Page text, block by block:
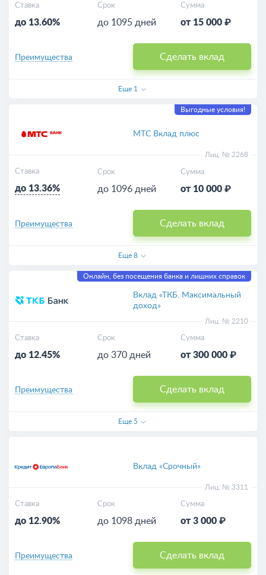
Ставка
до 13.60%
Срок
до 1095 дней
Сумма
от 15 000 ₽
Сделать вклад
Преимущества
Еще 1
Выгодные условия!
МТС Вклад плюс
Лиц. № 2268
Ставка
до 13.36%
Срок
до 1096 дней
Сумма
от 10 000 ₽
Сделать вклад
Преимущества
Еще 8
Онлайн, без посещения банка и лишних справок
Вклад «ТКБ. Максимальный
доход»
Лиц. № 2210
Ставка
до 12.45%
Срок
до 370 дней
Сумма
от 300 000 ₽
Сделать вклад
Преимущества
Еще 5
Вклад «Срочный»
Лиц. № 3311
Ставка
до 12.90%
Срок
до 1098 дней
Сумма
от 3 000 ₽
Сделать вклад
Преимущества